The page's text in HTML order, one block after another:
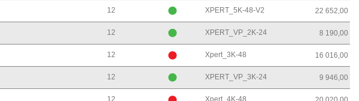
12 XPERT_5K-48-V2 22 652,00
12 XPERT_VP_2K-24 8 190,00
12 Xpert_3K-48 16 016,00
12 XPERT_VP_3K-24 9 946,00
12 Xpert_4K-48